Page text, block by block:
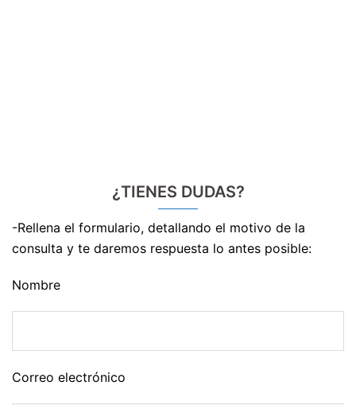
¿TIENES DUDAS?
-Rellena el formulario, detallando el motivo de la
consulta y te daremos respuesta lo antes posible:
Nombre
Correo electrónico